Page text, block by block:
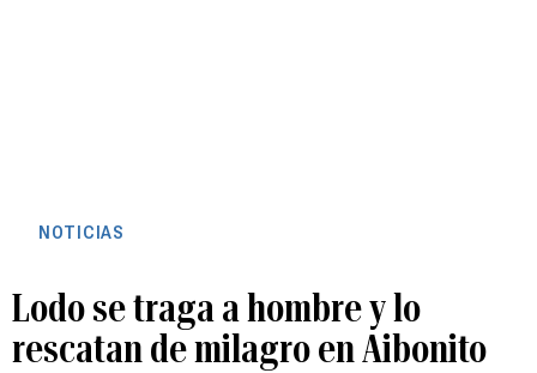
NOTICIAS
Lodo se traga a hombre y lo
rescatan de milagro en Aibonito